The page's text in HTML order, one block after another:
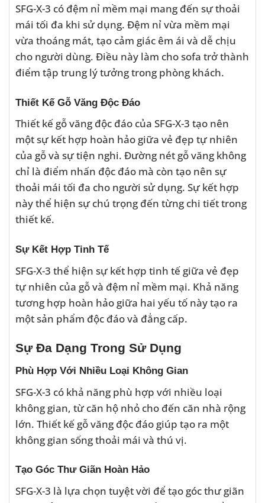
SFG-X-3 có đệm nỉ mềm mại mang đến sự thoải
mái tối đa khi sử dụng. Đệm nỉ vừa mềm mại
vừa thoáng mát, tạo cảm giác êm ái và dễ chịu
cho người dùng. Điều này làm cho sofa trở thành
điểm tập trung lý tưởng trong phòng khách.
Thiết Kế Gỗ Văng Độc Đáo
Thiết kế gỗ văng độc đáo của SFG-X-3 tạo nên
một sự kết hợp hoàn hảo giữa vẻ đẹp tự nhiên
của gỗ và sự tiện nghi. Đường nét gỗ văng không
chỉ là điểm nhấn độc đáo mà còn tạo nên sự
thoải mái tối đa cho người sử dụng. Sự kết hợp
này thể hiện sự chú trọng đến từng chi tiết trong
thiết kế.
Sự Kết Hợp Tinh Tế
SFG-X-3 thể hiện sự kết hợp tinh tế giữa vẻ đẹp
tự nhiên của gỗ và đệm nỉ mềm mại. Khả năng
tương hợp hoàn hảo giữa hai yếu tố này tạo ra
một sản phẩm độc đáo và đẳng cấp.
Sự Đa Dạng Trong Sử Dụng
Phù Hợp Với Nhiều Loại Không Gian
SFG-X-3 có khả năng phù hợp với nhiều loại
không gian, từ căn hộ nhỏ cho đến căn nhà rộng
lớn. Thiết kế gỗ văng độc đáo giúp tạo ra một
không gian sống thoải mái và thú vị.
Tạo Góc Thư Giãn Hoàn Hảo
SFG-X-3 là lựa chọn tuyệt vời để tạo góc thư giãn